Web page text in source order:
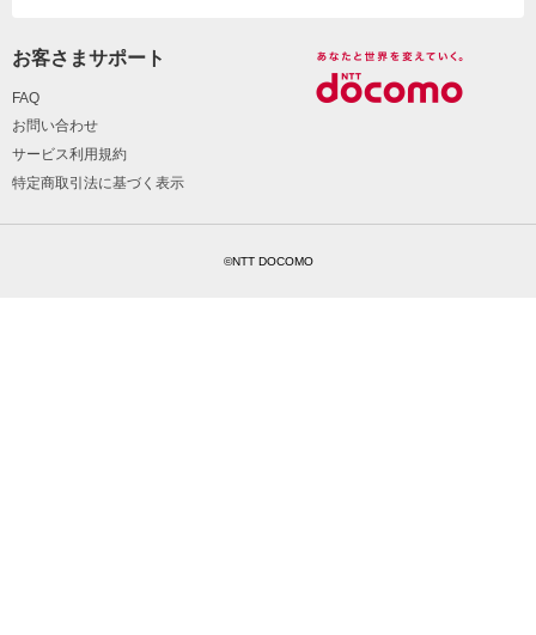
お客さまサポート
FAQ
お問い合わせ
サービス利用規約
特定商取引法に基づく表示
©NTT DOCOMO